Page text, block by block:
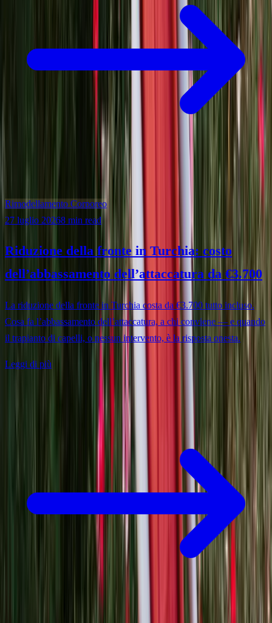
Rimodellamento Corporeo
27 luglio 20268 min read
Riduzione della fronte in Turchia: costo
dell’abbassamento dell’attaccatura da €3.700
La riduzione della fronte in Turchia costa da €3.700 tutto incluso.
Cosa fa l’abbassamento dell’attaccatura, a chi conviene — e quando
il trapianto di capelli, o nessun intervento, è la risposta onesta.
Leggi di più